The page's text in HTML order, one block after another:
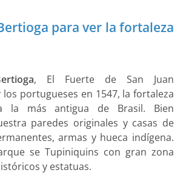
para ver la fortaleza
, El Fuerte de San Juan
portugueses en 1547, la fortaleza
la más antigua de Brasil. Bien
paredes originales y casas de
armas y hueca indígena.
se Tupiniquins con gran zona
y estatuas.